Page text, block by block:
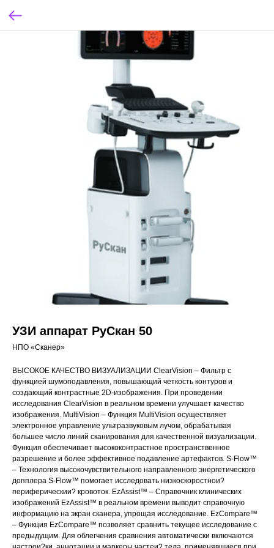
УЗИ аппарат РуСкан 50
НПО «Сканер»
ВЫСОКОЕ КАЧЕСТВО ВИЗУАЛИЗАЦИИ ClearVision – Фильтр с
функцией шумоподавления, повышающий четкость контуров и
создающий контрастные 2D-изображения. При проведении
исследования ClearVision в реальном времени улучшает качество
изображения. MultiVision – Функция MultiVision осуществляет
электронное управление ультразвуковым лучом, обрабатывая
большее число линий сканирования для качественной визуализации.
Функция обеспечивает высококонтрастное пространственное
разрешение и более эффективное подавление артефактов. S-Flow™
– Технология высокочувствительного направленного энергетического
допплера S-Flow™ помогает исследовать низкоскоростнои?
периферическии? кровоток. EzAssist™ – Справочник клинических
изображений EzAssist™ в реальном времени выводит справочную
информацию на экран сканера, упрощая исследование. EzCompare™
– Функция EzCompare™ позволяет сравнить текущее исследование с
предыдущим. Для облегчения сравнения автоматически включаются